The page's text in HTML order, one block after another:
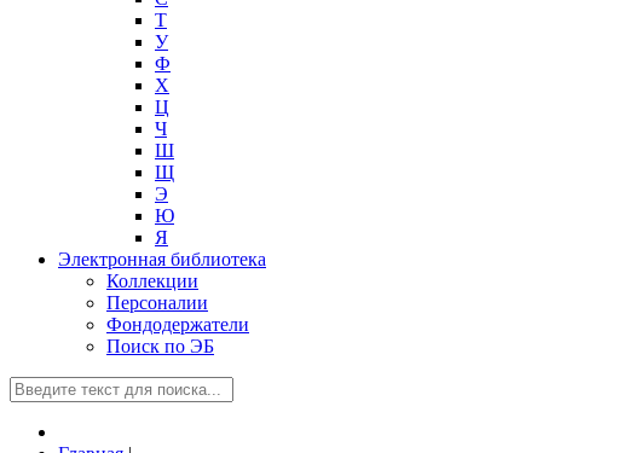
Т
У
Ф
Х
Ц
Ч
Ш
Щ
Э
Ю
Я
Электронная библиотека
Коллекции
Персоналии
Фондодержатели
Поиск по ЭБ